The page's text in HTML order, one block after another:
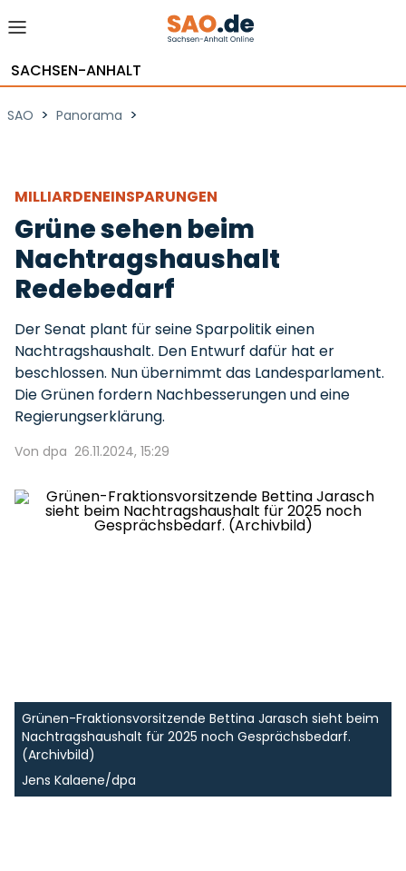
SACHSEN-ANHALT
SAO > Panorama >
MILLIARDENEINSPARUNGEN
Grüne sehen beim
Nachtragshaushalt
Redebedarf
Der Senat plant für seine Sparpolitik einen
Nachtragshaushalt. Den Entwurf dafür hat er
beschlossen. Nun übernimmt das Landesparlament.
Die Grünen fordern Nachbesserungen und eine
Regierungserklärung.
Von dpa 26.11.2024, 15:29
Grünen-Fraktionsvorsitzende Bettina Jarasch sieht beim
Nachtragshaushalt für 2025 noch Gesprächsbedarf.
(Archivbild)
Jens Kalaene/dpa